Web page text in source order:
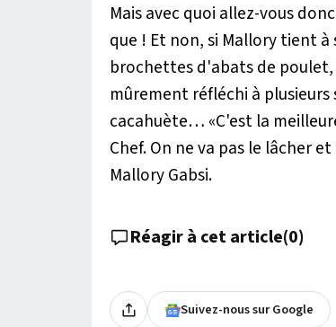
Mais avec quoi allez-vous
que ! Et non, si Mallory tient
brochettes d'abats de
mûrement réfléchi à
cacahuète… «C'est la
Chef. On ne va pas le lâcher
Mallory Gabsi.
Réagir à cet article(0)
Suivez-nous sur Google